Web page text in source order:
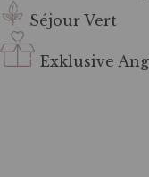
Séjour Vert
Exklusive